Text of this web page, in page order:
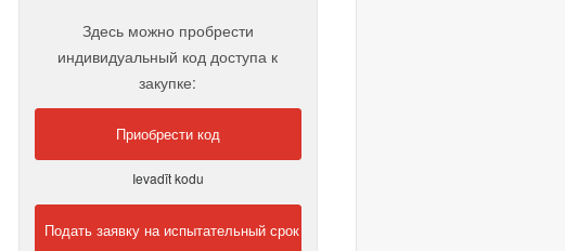
Здесь можно пробрести
индивидуальный код доступа к
закупке:
Приобрести код
Ievadīt kodu
Подать заявку на испытательный срок